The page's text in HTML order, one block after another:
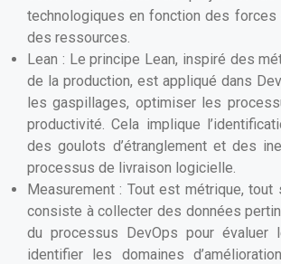
technologiques en fonction des
des ressources.
Lean : Le principe Lean, inspiré des
de la production, est appliqué dans
les gaspillages, optimiser les
productivité. Cela implique
des goulots d’étranglement et des
processus de livraison logicielle.
Measurement : Tout est métrique,
consiste à collecter des données
du processus DevOps pour évaluer
identifier les domaines